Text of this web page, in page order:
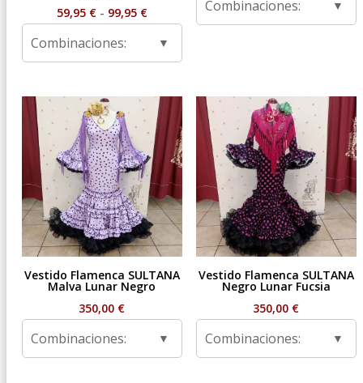
59,95 € - 99,95 €Rango
59,95 €
hasta
99,95 €
Combinaciones:
Combinaciones:
Vestido Flamenca SULTANA
Malva Lunar Negro
350,00 €
Combinaciones:
Vestido Flamenca SULTANA
Negro Lunar Fucsia
350,00 €
Combinaciones: